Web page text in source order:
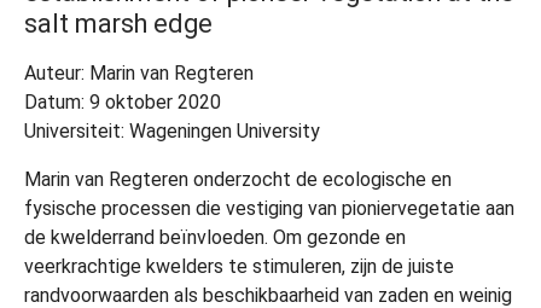
salt marsh edge
Auteur: Marin van Regteren
Datum: 9 oktober 2020
Universiteit: Wageningen University
Marin van Regteren onderzocht de ecologische en
fysische processen die vestiging van pioniervegetatie aan
de kwelderrand beïnvloeden. Om gezonde en
veerkrachtige kwelders te stimuleren, zijn de juiste
randvoorwaarden als beschikbaarheid van zaden en weinig